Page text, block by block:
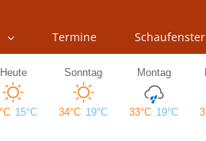
Termine Schaufenster